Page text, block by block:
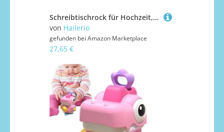
Schreibtischrock für Hochzeit, 1,8 m, schwarz, plissiert, Rüschen, Tischröcke für Bankett, Party, Geburtstag, Babyparty, Weihnachten, Halloween, Buffet, Event-Themen
von Hailerio
gefunden bei Amazon Marketplace
27,65 €